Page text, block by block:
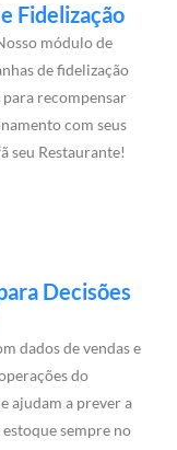
Fidelização
módulo de
de fidelização
para recompensar
com seus
seu Restaurante!
Decisões
dados de vendas e
do
ajudam a prever a
sempre no